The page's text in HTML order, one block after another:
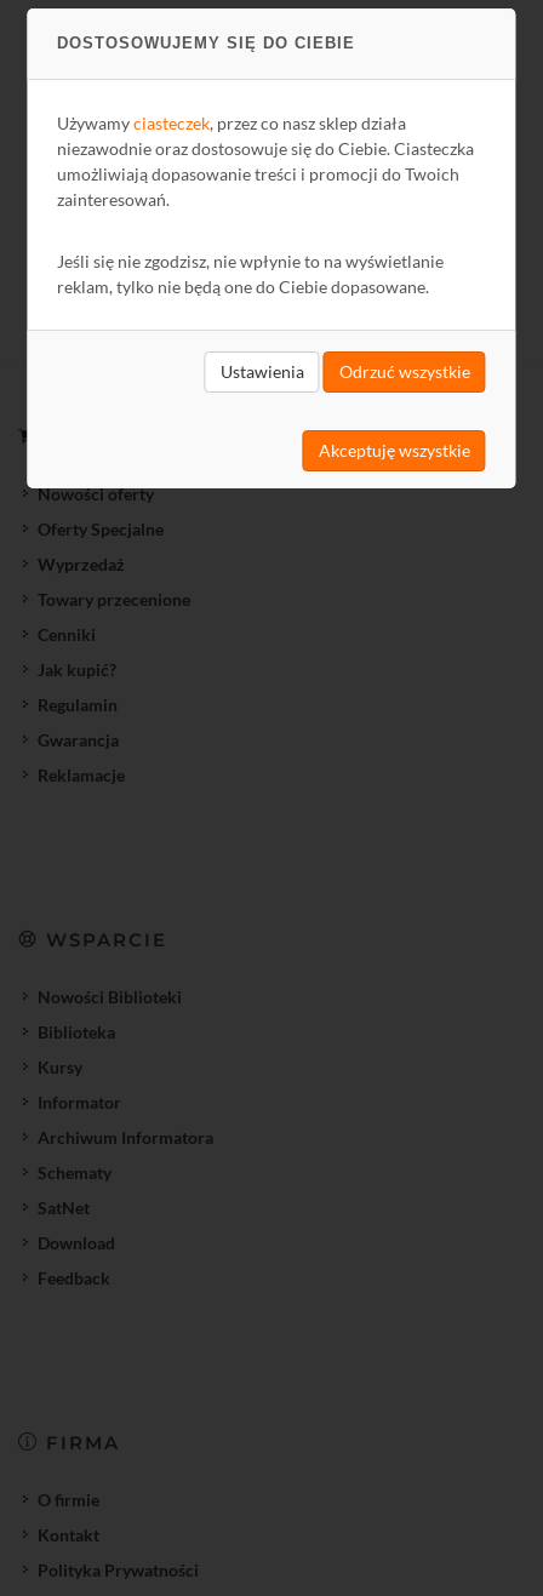
DOSTOSOWUJEMY SIĘ DO CIEBIE
Używamyciasteczek, przez co nasz sklep działa
niezawodnie oraz dostosowuje się do Ciebie. Ciasteczka
umożliwiają dopasowanie treści i promocji do Twoich
zainteresowań.
Jeśli się nie zgodzisz, nie wpłynie to na wyświetlanie
reklam, tylko nie będą one do Ciebie dopasowane.
Ustawienia Odrzuć wszystkie
Akceptuję wszystkie
16,11 zł
13,10 zł netto
Nowości oferty
Oferty Specjalne
Wyprzedaż
Towary przecenione
Cenniki
Jak kupić?
Regulamin
Gwarancja
Reklamacje
WSPARCIE
Nowości Biblioteki
Biblioteka
Kursy
Informator
Archiwum Informatora
Schematy
SatNet
Download
Feedback
FIRMA
O firmie
Kontakt
Polityka Prywatności